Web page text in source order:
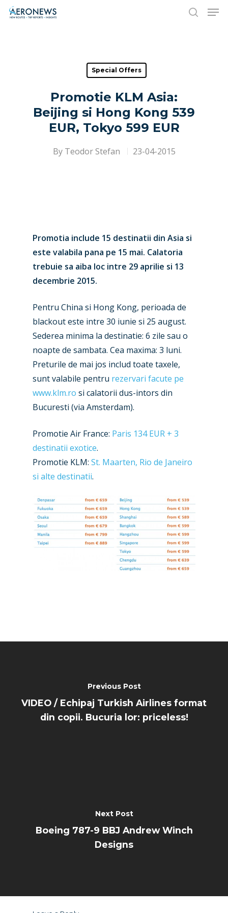
Hit enter to search or ESC to close
Special Offers
Promotie KLM Asia:
Beijing si Hong Kong 539
EUR, Tokyo 599 EUR
By Teodor Stefan 23-04-2015
Promotia include 15 destinatii din Asia si
este valabila pana pe 15 mai. Calatoria
trebuie sa aiba loc intre 29 aprilie si 13
decembrie 2015.
Pentru China si Hong Kong, perioada de
blackout este intre 30 iunie si 25 august.
Sederea minima la destinatie: 6 zile sau o
noapte de sambata. Cea maxima: 3 luni.
Preturile de mai jos includ toate taxele,
sunt valabile pentru rezervari facute pe
www.klm.ro si calatorii dus-intors din
Bucuresti (via Amsterdam).
Promotie Air France: Paris 134 EUR + 3
destinatii exotice.
Promotie KLM: St. Maarten, Rio de Janeiro
si alte destinatii.
Previous Post
VIDEO / Echipaj Turkish Airlines format
din copii. Bucuria lor: priceless!
Next Post
Boeing 787-9 BBJ Andrew Winch
Designs
New Routes
Industry
Dubai 2025
Farnborough 2024
Paris 2023
Farnborough 2022
Dubai 2019
Business Jets
Trip Reports
Marketplace
Jobs